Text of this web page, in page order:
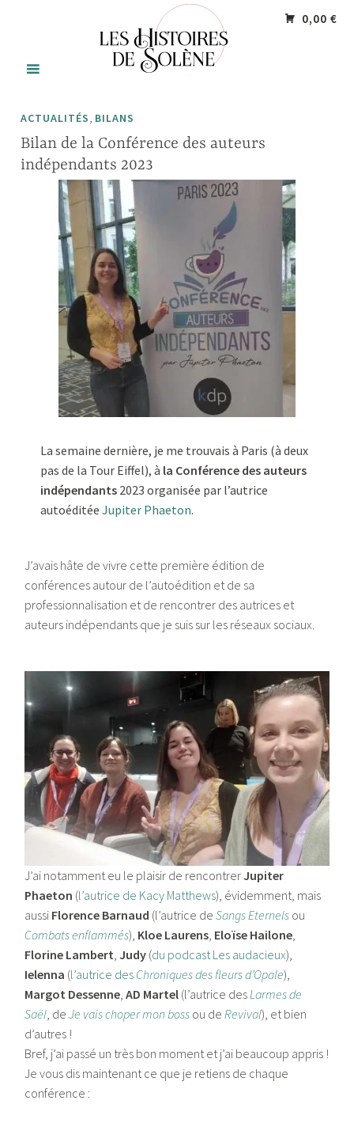
principal
0,00 €
ACTUALITÉS, BILANS
Bilan de la Conférence des auteurs
indépendants 2023
La semaine dernière, je me trouvais à Paris (à deux
pas de la Tour Eiffel), à la Conférence des auteurs
indépendants 2023 organisée par l’autrice
autoéditéeJupiter Phaeton.
J’avais hâte de vivre cette première édition de
conférences autour de l’autoédition et de sa
professionnalisation et de rencontrer des autrices et
auteurs indépendants que je suis sur les réseaux sociaux.
J’ai notamment eu le plaisir de rencontrerJupiter
Phaeton (l’autrice de Kacy Matthews), évidemment, mais
aussi Florence Barnaud (l’autrice deSangs Eternels ou
Combats enflammés), Kloe Laurens Eloïse Hailone
Florine Lambert ,Judy (du podcast Les audacieux),
Ielenna (l’autrice des Chroniques des fleurs d’Opale),
Margot Dessenne ,AD Martel (l’autrice des Larmes de
Saël , deJe vais choper mon boss ou de Revival), et bien
d’autres !
Bref, j’ai passé un très bon moment et j’ai beaucoup appris !
Je vous dis maintenant ce que je retiens de chaque
conférence :